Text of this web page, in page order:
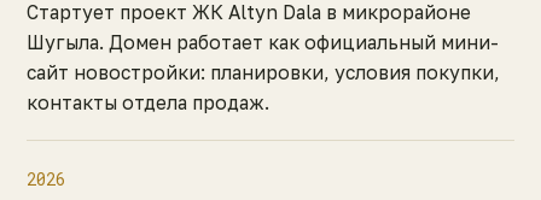
Стартует проект ЖК Altyn Dala в микрорайоне
Шугыла. Домен работает как официальный мини-
сайт новостройки: планировки, условия покупки,
контакты отдела продаж.
2026